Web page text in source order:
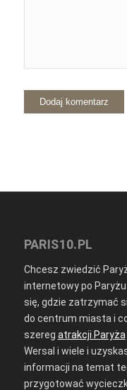
PARIS10.PL
Chcesz zwiedzić
internetowy po
się, gdzie zatrzymać
do centrum miasta i
szereg atrakcji Paryża
Wersal i wiele i
informacji na temat
przygotować